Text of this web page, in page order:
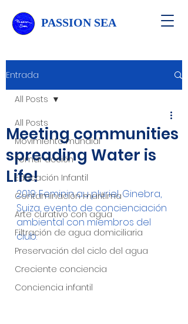
PASSION SEA
Entrada
All Posts
Movimiento mundial
Tomar acción
Educación Infantil
Contaminación marítima
Arte curativo con agua
Filtración de agua domiciliaria
Preservación del ciclo del agua
Creciente conciencia
Conciencia infantil
All Posts
Meeting communities
spreading Water is
Life!
2019: Feminin au pluriel, Ginebra,
Suiza, evento de concienciación
ambiental con miembros del
club.